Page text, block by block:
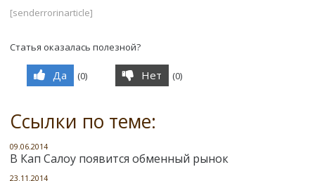
[senderrorinarticle]
Статья оказалась полезной?
Да (0) Нет (0)
Ссылки по теме:
09.06.2014
В Кап Салоу появится обменный рынок
23.11.2014